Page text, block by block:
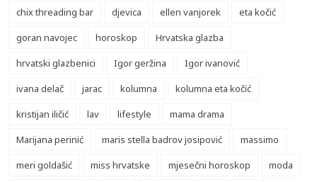
chix threading bar
djevica ellen vanjorek
eta kočić
goran navojec
horoskop
Hrvatska glazba
hrvatski glazbenici
Igor geržina
Igor ivanović
ivana delač
jarac kolumna
kolumna eta kočić
kristijan iličić
lav lifestyle
mama drama
Marijana perinić
maris stella badrov josipović
massimo
meri goldašić
miss hrvatske mjesečni horoskop
moda